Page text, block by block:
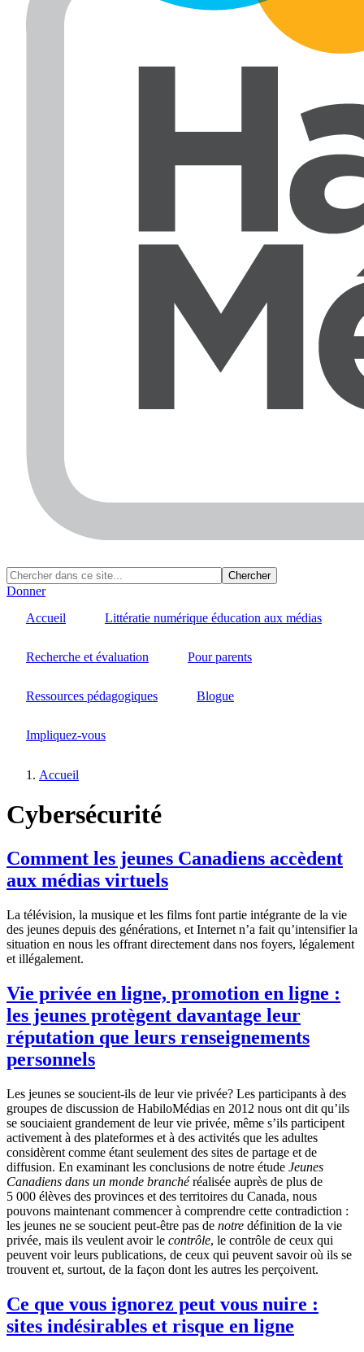
Donner
Accueil
Littératie numérique éducation aux médias
Recherche et évaluation Pour parents
Ressources pédagogiques Blogue
Impliquez-vous
d'Ariane
Accueil
Cybersécurité
Comment les jeunes Canadiens accèdent
aux médias virtuels
La télévision, la musique et les films font partie intégrante de la vie
des jeunes depuis des générations, et Internet n’a fait qu’intensifier la
situation en nous les offrant directement dans nos foyers, légalement
et illégalement.
Vie privée en ligne, promotion en ligne :
les jeunes protègent davantage leur
réputation que leurs renseignements
personnels
Les jeunes se soucient-ils de leur vie privée? Les participants à des
groupes de discussion de HabiloMédias en 2012 nous ont dit qu’ils
se souciaient grandement de leur vie privée, même s’ils participent
activement à des plateformes et à des activités que les adultes
considèrent comme étant seulement des sites de partage et de
diffusion. En examinant les conclusions de notre étude Jeunes
Canadiens dans un monde branchéréalisée auprès de plus de
5 000 élèves des provinces et des territoires du Canada, nous
pouvons maintenant commencer à comprendre cette contradiction :
les jeunes ne se soucient peut-être pas de notre définition de la vie
privée, mais ils veulent avoir le contrôle, le contrôle de ceux qui
peuvent voir leurs publications, de ceux qui peuvent savoir où ils se
trouvent et, surtout, de la façon dont les autres les perçoivent.
Ce que vous ignorez peut vous nuire :
sites indésirables et risque en ligne